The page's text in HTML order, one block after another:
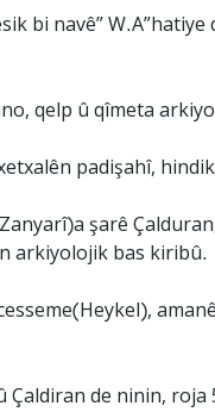
bi navê”
qelp û qîmeta
padişahî,
şarê
arkiyolojik bas kiribû.
Çaldiran de ninin,